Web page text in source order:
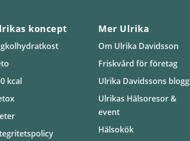
koncept
kcal
Mer Ulrika
Om Ulrika Davidsson
Friskvård för företag
Ulrika Davidssons blogg
Ulrikas Hälsoresor &
event
Hälsokök